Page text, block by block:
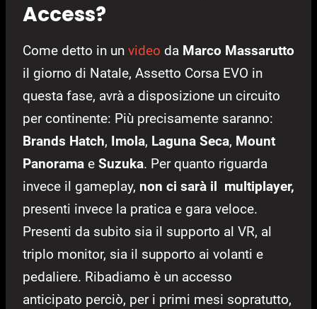
Access?
Come detto in un video da Marco Massarutto
il giorno di Natale, Assetto Corsa EVO in
questa fase, avrà a disposizione un circuito
per continente: Più precisamente saranno:
Brands Hatch, Imola, Laguna Seca, Mount
Panorama e Suzuka. Per quanto riguarda
invece il gameplay, non ci sarà il multiplayer,
presenti invece la pratica e gara veloce.
Presenti da subito sia il supporto al VR, al
triplo monitor, sia il supporto ai volanti e
pedaliere. Ribadiamo è un accesso
anticipato perciò, per i primi mesi sopratutto,